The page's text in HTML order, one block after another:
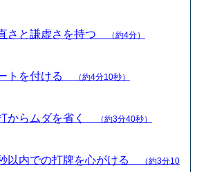
さと謙虚さを持つ （約4分）
トを付ける （約4分10秒）
からムダを省く （約3分40秒）
以内での打牌を心がける
（約3分10